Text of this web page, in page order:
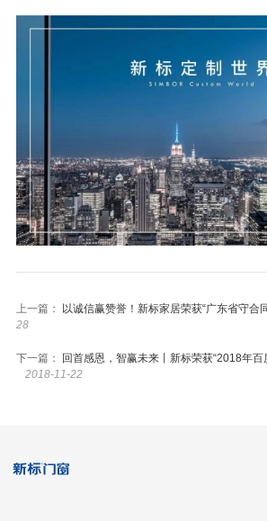
上一篇： 以诚信赢赞誉！新标家居荣获“广东省守合
28
下一篇：
回首感恩，智赢未来丨新标荣获“2018年
2018-11-22